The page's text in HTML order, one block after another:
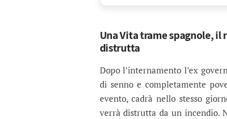
Una Vita trame spagnole,
distrutta
Dopo l’internamento l’ex
di senno e completamente
evento, cadrà nello stesso
verrà distrutta da un incendio.